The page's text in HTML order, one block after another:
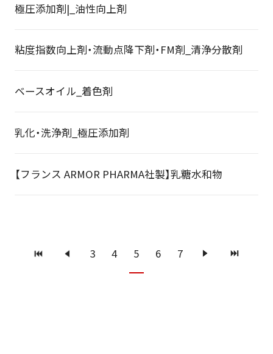
極圧添加剤|_油性向上剤
粘度指数向上剤・流動点降下剤・FM剤_清浄分散剤
ベースオイル_着色剤
乳化・洗浄剤_極圧添加剤
【フランス ARMOR PHARMA社製】乳糖水和物
前へ 3 4 5 6 7
次へ 最後